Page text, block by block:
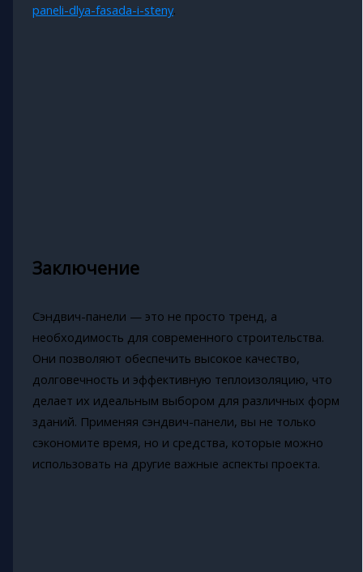
paneli-dlya-fasada-i-steny.
Заключение
Сэндвич-панели — это не просто тренд, а
необходимость для современного строительства.
Они позволяют обеспечить высокое качество,
долговечность и эффективную теплоизоляцию, что
делает их идеальным выбором для различных форм
зданий. Применяя сэндвич-панели, вы не только
сэкономите время, но и средства, которые можно
использовать на другие важные аспекты проекта.